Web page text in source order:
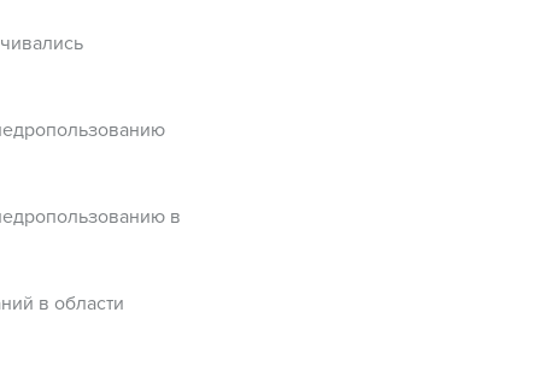
в
в области